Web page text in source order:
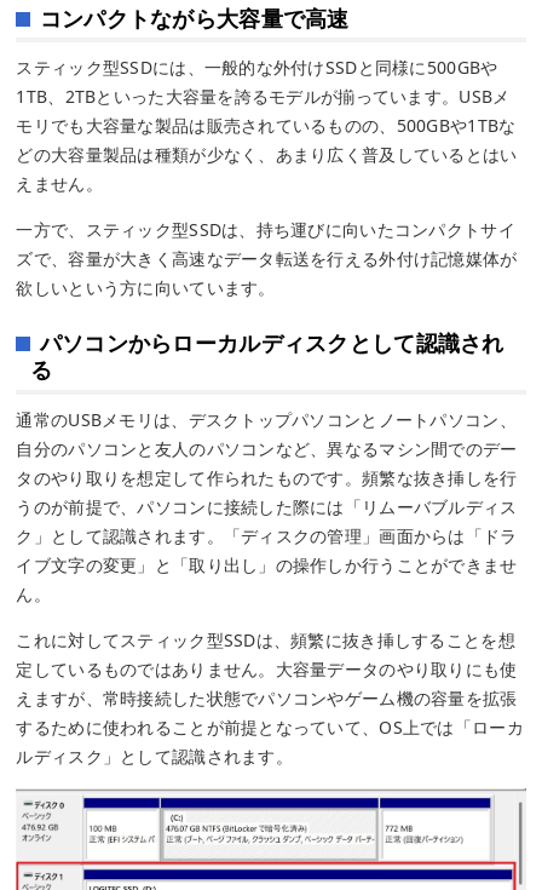
コンパクトながら大容量で高速
スティック型SSDには、一般的な外付けSSDと同様に500GBや
1TB、2TBといった大容量を誇るモデルが揃っています。USBメ
モリでも大容量な製品は販売されているものの、500GBや1TBな
どの大容量製品は種類が少なく、あまり広く普及しているとはい
えません。
一方で、スティック型SSDは、持ち運びに向いたコンパクトサイ
ズで、容量が大きく高速なデータ転送を行える外付け記憶媒体が
欲しいという方に向いています。
パソコンからローカルディスクとして認識され
る
通常のUSBメモリは、デスクトップパソコンとノートパソコン、
自分のパソコンと友人のパソコンなど、異なるマシン間でのデー
タのやり取りを想定して作られたものです。頻繁な抜き挿しを行
うのが前提で、パソコンに接続した際には「リムーバブルディス
ク」として認識されます。「ディスクの管理」画面からは「ドラ
イブ文字の変更」と「取り出し」の操作しか行うことができませ
ん。
これに対してスティック型SSDは、頻繁に抜き挿しすることを想
定しているものではありません。大容量データのやり取りにも使
えますが、常時接続した状態でパソコンやゲーム機の容量を拡張
するために使われることが前提となっていて、OS上では「ローカ
ルディスク」として認識されます。